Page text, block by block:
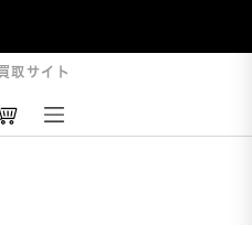
取サイト